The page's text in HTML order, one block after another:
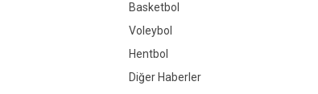
Basketbol
Voleybol
Hentbol
Diğer Haberler